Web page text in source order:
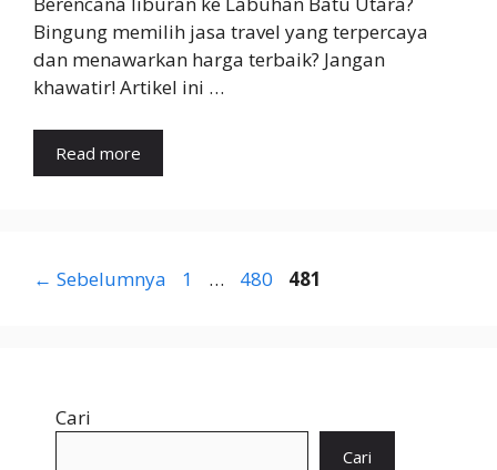
Bingung memilih jasa travel yang terpercaya
dan menawarkan harga terbaik? Jangan
khawatir! Artikel ini …
Read more
← Sebelumnya Halaman
1 … Halaman
480 Halaman
481
Cari
Cari